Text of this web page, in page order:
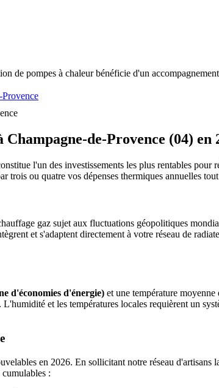
de pompes à chaleur bénéficie d'un
Provence
Champagne-de-Provence (04) en
l'un des investissements les plus rentables
trois ou quatre vos dépenses thermiques annuelles
gaz sujet aux fluctuations géopolitiques
et s'adaptent directement à votre réseau de
d'économies d'énergie) et une température
et les températures locales requièrent un
en 2026. En sollicitant notre réseau d'artisans
: